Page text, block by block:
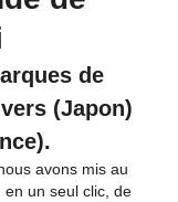
de
(Japon)
avons mis au
un seul clic, de